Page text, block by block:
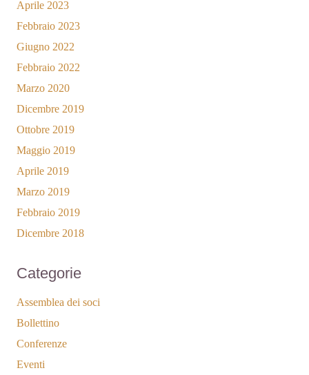
Aprile 2023
Febbraio 2023
Giugno 2022
Febbraio 2022
Marzo 2020
Dicembre 2019
Ottobre 2019
Maggio 2019
Aprile 2019
Marzo 2019
Febbraio 2019
Dicembre 2018
Categorie
Assemblea dei soci
Bollettino
Conferenze
Eventi